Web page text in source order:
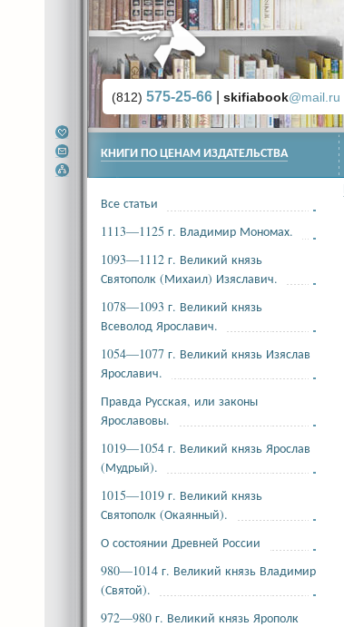
(812) 575-25-66 skifiabook@mail.ru
КНИГИ ПО ЦЕНАМ ИЗДАТЕЛЬСТВА
Все статьи
1113—1125 г. Владимир Мономах.
1093—1112 г. Великий князь
Святополк (Михаил) Изяславич.
1078—1093 г. Великий князь
Всеволод Ярославич.
1054—1077 г. Великий князь Изяслав
Ярославич.
Правда Русская, или законы
Ярославовы.
1019—1054 г. Великий князь Ярослав
(Мудрый).
1015—1019 г. Великий князь
Святополк (Окаянный).
О состоянии Древней России
980—1014 г. Великий князь Владимир
(Святой).
972—980 г. Великий князь Ярополк